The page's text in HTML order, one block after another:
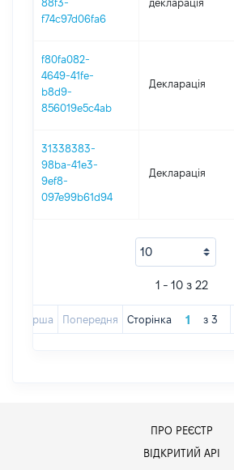
88f3-
f74c97d06fa6
декларація
f80fa082-
4649-41fe-
b8d9-
856019e5c4ab
Декларація
31338383-
98ba-41e3-
9ef8-
097e99b61d94
Декларація
1 - 10 з 22
Перша Попередня Сторінка з 3
ПРО РЕЄСТР
ВІДКРИТИЙ АРІ